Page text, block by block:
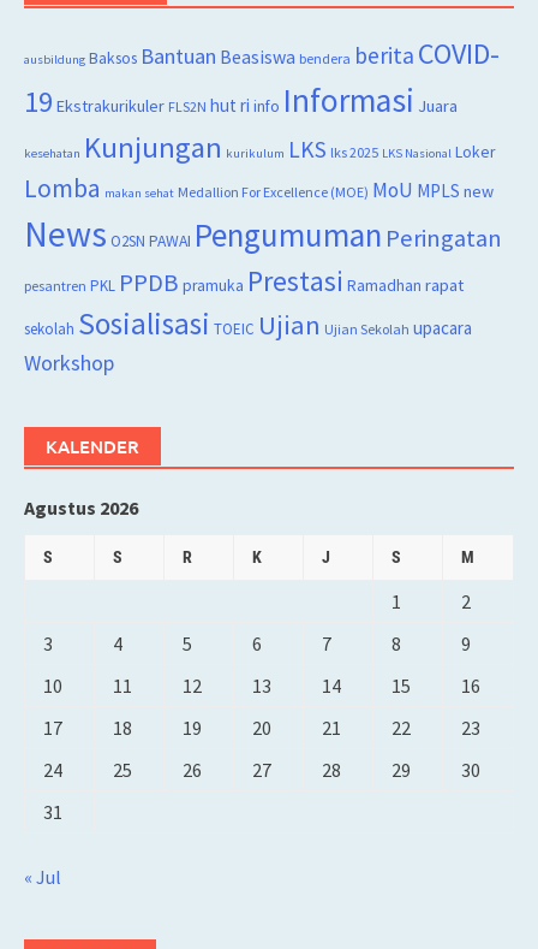
ausbildung Baksos Bantuan Beasiswa bendera berita COVID-
19 Ekstrakurikuler FLS2N hut ri info Informasi Juara
kesehatan Kunjungan kurikulum LKS lks 2025 LKS Nasional Loker
Lomba makan sehat Medallion For Excellence (MOE) MoU MPLS new
News O2SN PAWAI Pengumuman Peringatan
pesantren PKL PPDB pramuka Prestasi Ramadhan rapat
sekolah Sosialisasi TOEIC Ujian Ujian Sekolah upacara
Workshop
KALENDER
Agustus 2026
S S R K J S M
1
2
3
4 5 6 7 8
9
10
11 12 13 14 15
16
17
18 19 20 21 22
23
24
25 26 27 28 29
30
31
« Jul